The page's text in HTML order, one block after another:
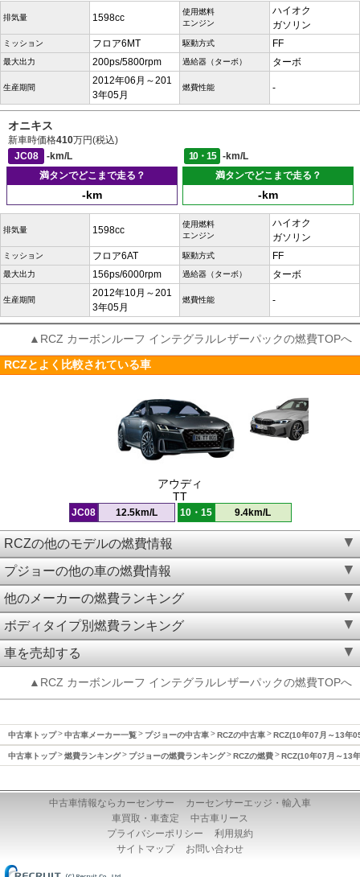
排気量 1598cc
使用燃料
エンジン
ハイオク
ガソリン
ミッション フロア6MT 駆動方式 FF
最大出力 200ps/5800rpm 過給器（ターボ） ターボ
生産期間
2012年06月～201
3年05月
燃費性能 -
オニキス
新車時価格410万円(税込)
JC08
-km/L 10・15
-km/L
満タンでどこまで走る？
-km
満タンでどこまで走る？
-km
排気量 1598cc
使用燃料
エンジン
ハイオク
ガソリン
ミッション フロア6AT 駆動方式 FF
最大出力 156ps/6000rpm 過給器（ターボ） ターボ
生産期間
2012年10月～201
3年05月
燃費性能 -
▲RCZ カーボンルーフ インテグラルレザーパックの燃費TOPへ
RCZとよく比較されている車
アウディ
TT
JC08 12.5km/L 10・15 9.4km/L
RCZの他のモデルの燃費情報
プジョーの他の車の燃費情報
他のメーカーの燃費ランキング
ボディタイプ別燃費ランキング
車を売却する
▲RCZ カーボンルーフ インテグラルレザーパックの燃費TOPへ
中古車トップ 中古車メーカー一覧 プジョーの中古車 RCZの中古車 RCZ(10年07月～13年
中古車トップ 燃費ランキング プジョーの燃費ランキング RCZの燃費 RCZ(10年07月～13
中古車情報ならカーセンサー
カーセンサーエッジ・輸入車
車買取・車査定
中古車リース
プライバシーポリシー
利用規約
サイトマップ
お問い合わせ